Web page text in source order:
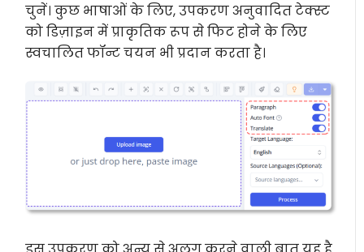
चुनें। कुछ भाषाओं के लिए, उपकरण अनुवादित टेक्स्ट
को डिज़ाइन में प्राकृतिक रूप से फिट होने के लिए
स्वचालित फॉन्ट चयन भी प्रदान करता है।